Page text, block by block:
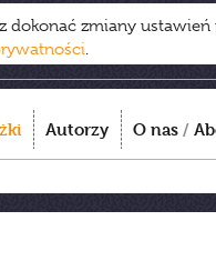
zmiany
.
Autorzy O nas /